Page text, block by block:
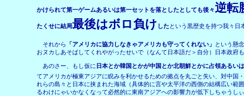
かけられて第一ゲームあるいは第一セットを落としたとしても後々逆転
たくせに結局最後はボロ負け した という黒歴史を持つ我々日
それから 「アメリカに協力しなきゃアメリカも守ってくれない」 という懸
おヌカしあそばしてくれやがったせいで（なんて日本語だ＞自分）日本政府
あのさー、もし仮に 日本とか韓国とかが中国とか北朝鮮とかに占領あるい
てアメリカが極東アジアに睨みを利かせるための拠点を丸ごと失い、対中
れらの島々と日本に挟まれた海域（具体的に言や太平洋の西側の結構広い
るわけにゃいかなくなって必然的に東南アジアへの影響力が低下しちゃう